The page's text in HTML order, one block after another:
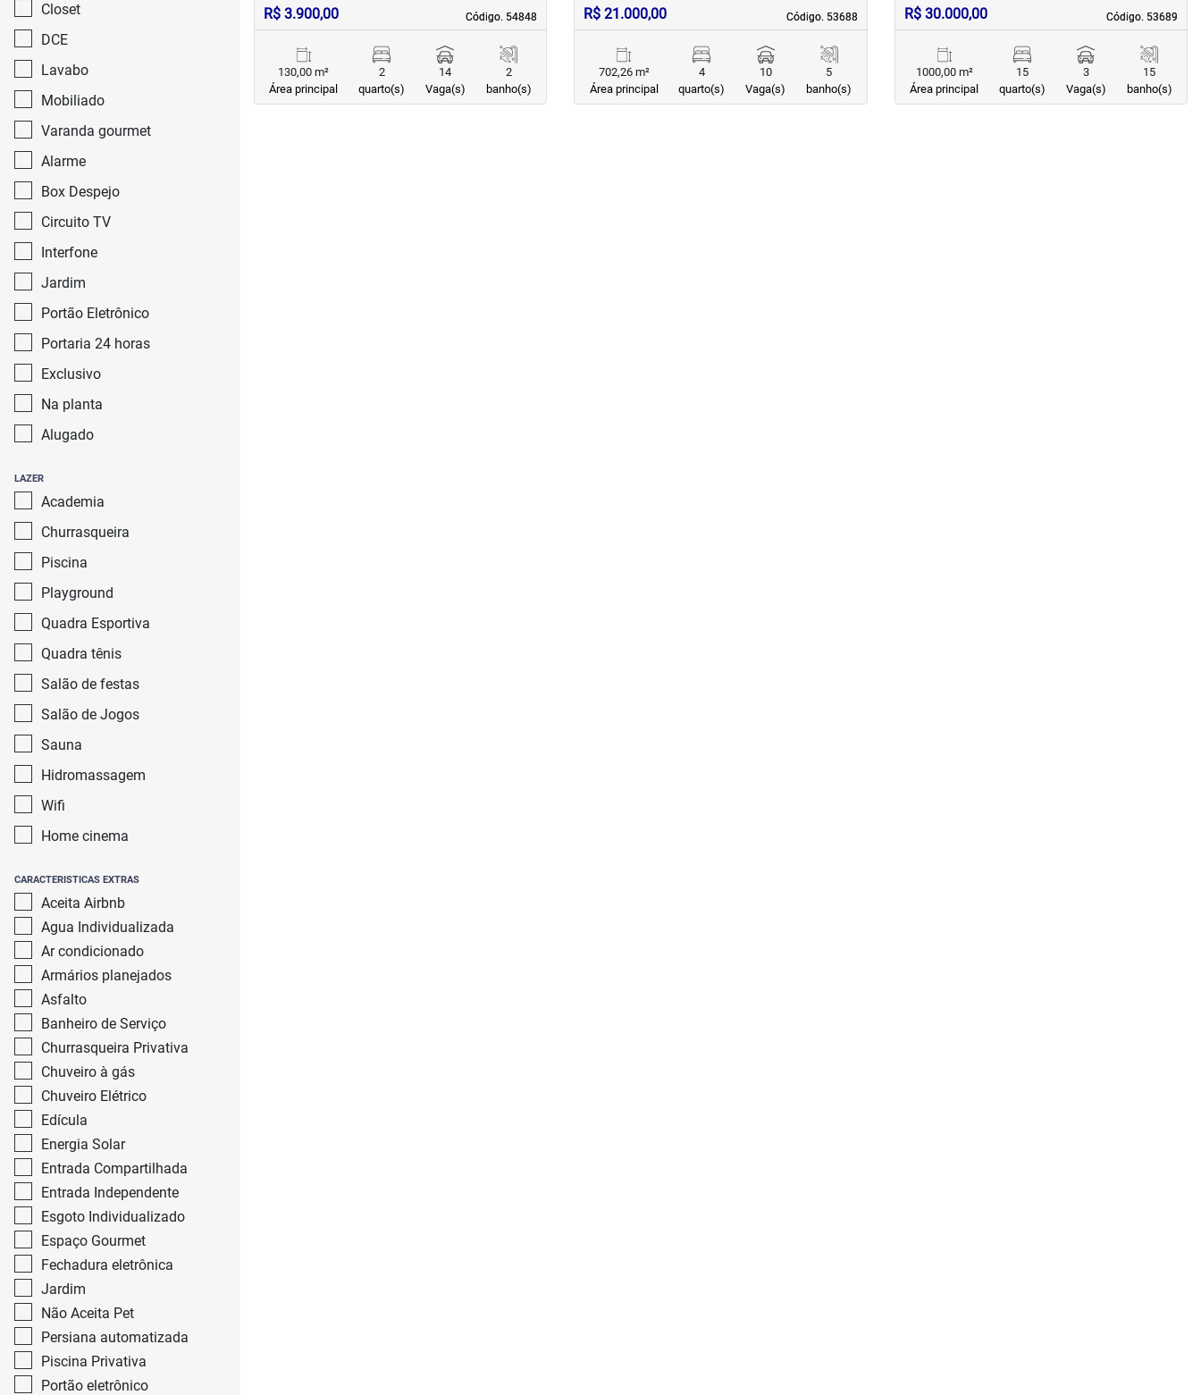
Closet
DCE
Lavabo
Mobiliado
Varanda gourmet
Alarme
Box Despejo
Circuito TV
Interfone
Jardim
Portão Eletrônico
Portaria 24 horas
Exclusivo
Na planta
Alugado
LAZER
Academia
Churrasqueira
Piscina
Playground
Quadra Esportiva
Quadra tênis
Salão de festas
Salão de Jogos
Sauna
Hidromassagem
Wifi
Home cinema
CARACTERISTICAS EXTRAS
Aceita Airbnb
Agua Individualizada
Ar condicionado
Armários planejados
Asfalto
Banheiro de Serviço
Churrasqueira Privativa
Chuveiro à gás
Chuveiro Elétrico
Edícula
Energia Solar
Entrada Compartilhada
Entrada Independente
Esgoto Individualizado
Espaço Gourmet
Fechadura eletrônica
Jardim
Não Aceita Pet
Persiana automatizada
Piscina Privativa
Portão eletrônico
Código. 54848
Código. 54848
R$ 3.900,00
130,00 m²
Área principal
2
quarto(s)
14
Vaga(s)
2
banho(s)
Código. 53688
Código. 53688
R$ 21.000,00
702,26 m²
Área principal
4
quarto(s)
10
Vaga(s)
5
banho(s)
Código. 53689
Código. 53689
R$ 30.000,00
1000,00 m²
Área principal
15
quarto(s)
3
Vaga(s)
15
banho(s)